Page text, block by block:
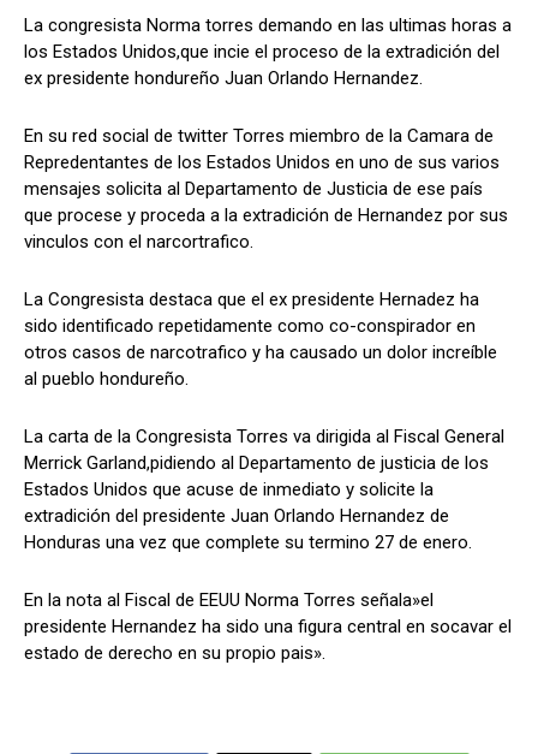
Comparta
Facebook X WhatsApp
Síganos
Comparta
Facebook X WhatsApp
Síganos
La congresista Norma torres demando en las ultimas horas a
los Estados Unidos,que incie el proceso de la extradición del
ex presidente hondureño Juan Orlando Hernandez.
En su red social de twitter Torres miembro de la Camara de
Repredentantes de los Estados Unidos en uno de sus varios
mensajes solicita al Departamento de Justicia de ese país
que procese y proceda a la extradición de Hernandez por sus
vinculos con el narcortrafico.
La Congresista destaca que el ex presidente Hernadez ha
sido identificado repetidamente como co-conspirador en
otros casos de narcotrafico y ha causado un dolor increíble
al pueblo hondureño.
La carta de la Congresista Torres va dirigida al Fiscal General
Merrick Garland,pidiendo al Departamento de justicia de los
Estados Unidos que acuse de inmediato y solicite la
extradición del presidente Juan Orlando Hernandez de
Honduras una vez que complete su termino 27 de enero.
En la nota al Fiscal de EEUU Norma Torres señala»el
presidente Hernandez ha sido una figura central en socavar el
estado de derecho en su propio pais».